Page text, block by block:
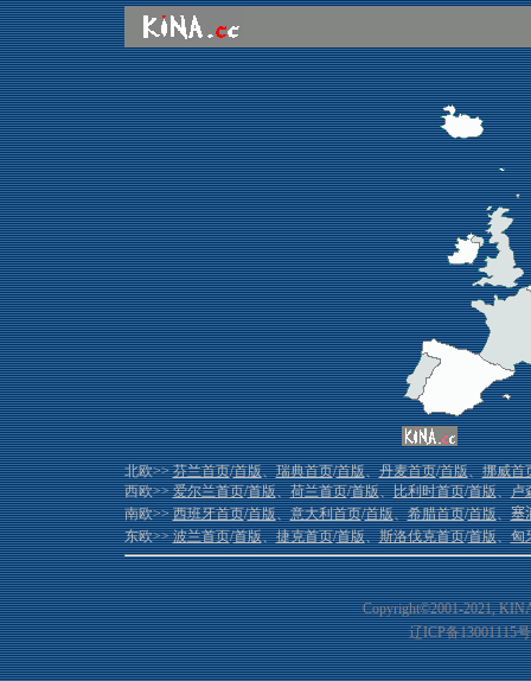
北欧>>芬兰首页/首版、瑞典首页/首版、丹麦首页/首版、挪威首
西欧>>爱尔兰首页/首版、荷兰首页/首版、比利时首页/首版、卢
南欧>>西班牙首页/首版、意大利首页/首版、希腊首页/首版、塞
东欧>>波兰首页/首版、捷克首页/首版、斯洛伐克首页/首版、匈
Copyright©2001-2021,
辽ICP备13001115